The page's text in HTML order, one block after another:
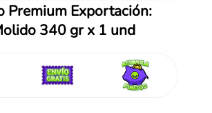
Premium Exportación:
340 gr x 1 und